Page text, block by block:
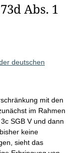
Abs. 1
deutschen
mit den
im Rahmen
SGB V und dann
keine
sieht das